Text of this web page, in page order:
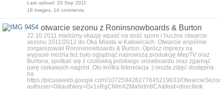
Last upload: 20 Sep 2011
18 images, 14 comments
otwarcie sezonu z Roninsnowboards & Burton
22.10.2011 mieliśmy okazję wpaść na dość spore i huczne otwarcie
sezonu 2011/2012 do Oka Miasta w Katowicach. Otwarcie wspólnie
zorganizowali Roninsnowboards & Burton. Oprócz imprezy na
wypasie można też było oglądnąć najnowszą produkcję MepTV oraz
Burtona, spotkać się z czołówką polskiego snowboardu oraz zgarnąć
parę ciekawych nagród. Oto krótka fotorelacja :) reszta zdjęć dostępna
na
https://picasaweb.google.com/107259428277845219833/
authuser=0&authkey=Gv1sRgCMmX2MaNiIm8CA&feat=directlink